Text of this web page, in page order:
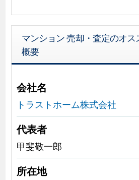
マンション 売却・査定のオ
概要
会社名
トラストホーム株式会社
代表者
甲斐敬一郎
所在地